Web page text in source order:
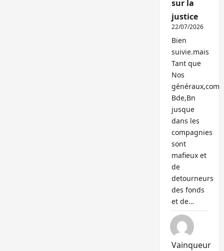
sur la
justice
22/07/2026
Bien
suivie.mais
Tant que
Nos
généraux,com
Bde,Bn
jusque
dans les
compagnies
sont
mafieux et
de
detourneurs
des fonds
et de…
Vainqueur